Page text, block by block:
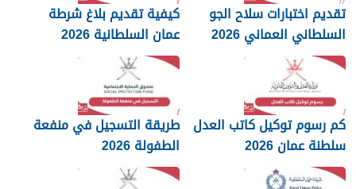
تقديم اختبارات سلاح الجو
السلطاني العماني 2026
كيفية تقديم بلاغ شرطة
عمان السلطانية 2026
كم رسوم توكيل كاتب العدل
سلطنة عمان 2026
طريقة التسجيل في منفعة
الطفولة 2026